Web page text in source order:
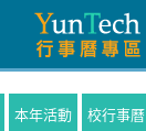
本年活動 校行事曆